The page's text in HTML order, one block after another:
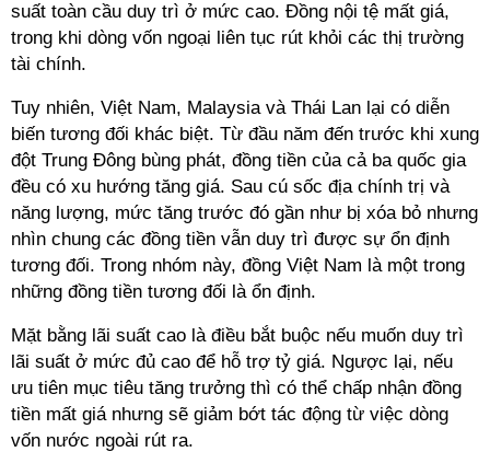
suất toàn cầu duy trì ở mức cao. Đồng nội tệ mất giá,
trong khi dòng vốn ngoại liên tục rút khỏi các thị trường
tài chính.
Tuy nhiên, Việt Nam, Malaysia và Thái Lan lại có diễn
biến tương đối khác biệt. Từ đầu năm đến trước khi xung
đột Trung Đông bùng phát, đồng tiền của cả ba quốc gia
đều có xu hướng tăng giá. Sau cú sốc địa chính trị và
năng lượng, mức tăng trước đó gần như bị xóa bỏ nhưng
nhìn chung các đồng tiền vẫn duy trì được sự ổn định
tương đối. Trong nhóm này, đồng Việt Nam là một trong
những đồng tiền tương đối là ổn định.
Mặt bằng lãi suất cao là điều bắt buộc nếu muốn duy trì
lãi suất ở mức đủ cao để hỗ trợ tỷ giá. Ngược lại, nếu
ưu tiên mục tiêu tăng trưởng thì có thể chấp nhận đồng
tiền mất giá nhưng sẽ giảm bớt tác động từ việc dòng
vốn nước ngoài rút ra.